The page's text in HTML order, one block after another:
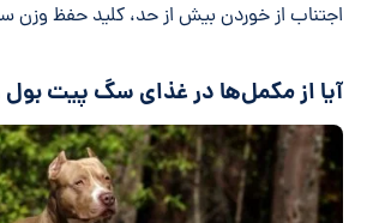
اجتناب از خوردن بیش از حد، کلید حفظ وزن
آیا از مکمل‌ها در غذای سگ پیت بول